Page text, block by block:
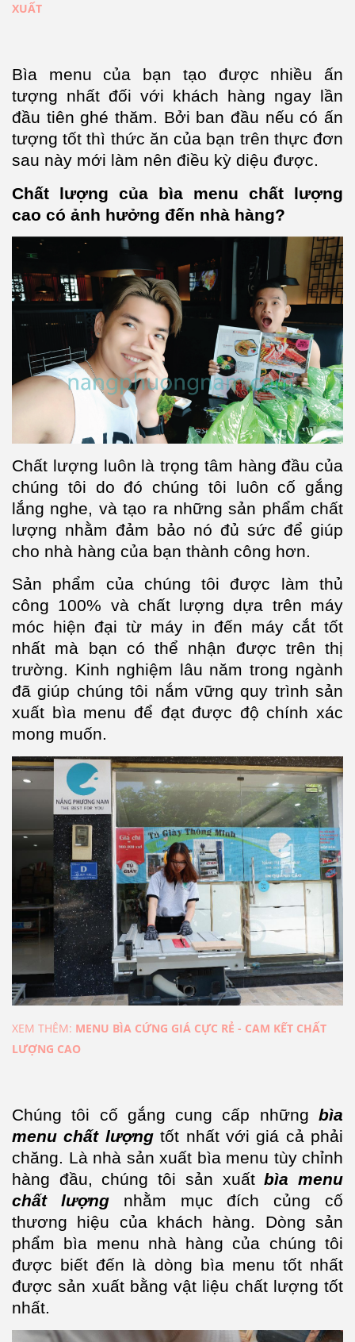
XUẤT
Bìa menu của bạn tạo được nhiều ấn
tượng nhất đối với khách hàng ngay lần
đầu tiên ghé thăm. Bởi ban đầu nếu có ấn
tượng tốt thì thức ăn của bạn trên thực đơn
sau này mới làm nên điều kỳ diệu được.
Chất lượng của bìa menu chất lượng
cao có ảnh hưởng đến nhà hàng?
Chất lượng luôn là trọng tâm hàng đầu của
chúng tôi do đó chúng tôi luôn cố gắng
lắng nghe, và tạo ra những sản phẩm chất
lượng nhằm đảm bảo nó đủ sức để giúp
cho nhà hàng của bạn thành công hơn.
Sản phẩm của chúng tôi được làm thủ
công 100% và chất lượng dựa trên máy
móc hiện đại từ máy in đến máy cắt tốt
nhất mà bạn có thể nhận được trên thị
trường. Kinh nghiệm lâu năm trong ngành
đã giúp chúng tôi nắm vững quy trình sản
xuất bìa menu để đạt được độ chính xác
mong muốn.
XEM THÊM: MENU BÌA CỨNG GIÁ CỰC RẺ - CAM KẾT CHẤT
LƯỢNG CAO
Chúng tôi cố gắng cung cấp những bìa
menu chất lượngtốt nhất với giá cả phải
chăng. Là nhà sản xuất bìa menu tùy chỉnh
hàng đầu, chúng tôi sản xuấtbìa menu
chất lượngnhằm mục đích củng cố
thương hiệu của khách hàng. Dòng sản
phẩm bìa menu nhà hàng của chúng tôi
được biết đến là dòng bìa menu tốt nhất
được sản xuất bằng vật liệu chất lượng tốt
nhất.